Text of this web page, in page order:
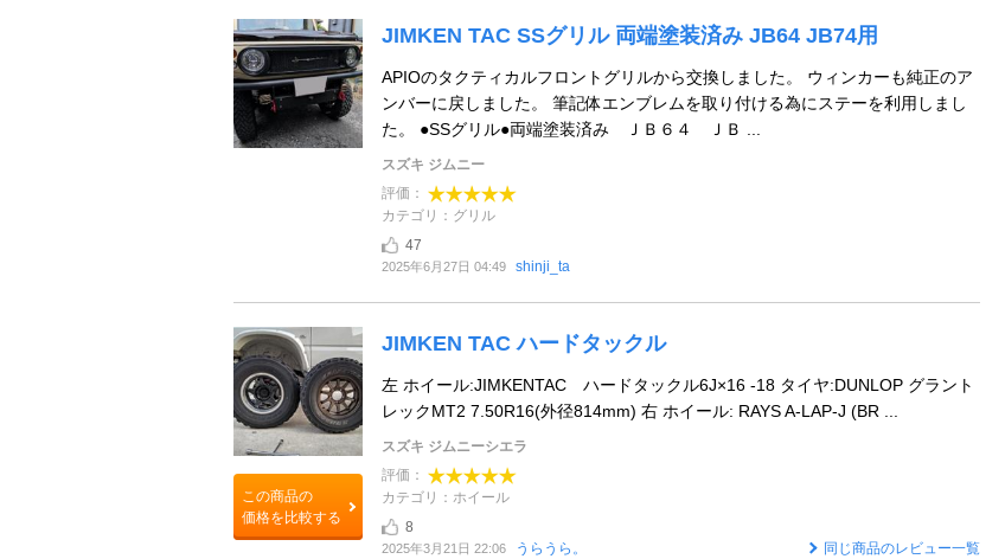
JIMKEN TAC SSグリル 両端塗装済み JB64 JB74用
APIOのタクティカルフロントグリルから交換しました。 ウィンカーも純正のア
ンバーに戻しました。 筆記体エンブレムを取り付ける為にステーを利用しまし
た。 ●SSグリル●両端塗装済み ＪＢ６４ ＪＢ ...
スズキ ジムニー
評価：
カテゴリ：グリル
47
2025年6月27日 04:49 shinji_ta
この商品の
価格を比較する
JIMKEN TAC ハードタックル
左 ホイール:JIMKENTAC ハードタックル6J×16 -18 タイヤ:DUNLOP グラント
レックMT2 7.50R16(外径814mm) 右 ホイール: RAYS A-LAP-J (BR ...
スズキ ジムニーシエラ
評価：
カテゴリ：ホイール
8
2025年3月21日 22:06 うらうら。 同じ商品のレビュー一覧